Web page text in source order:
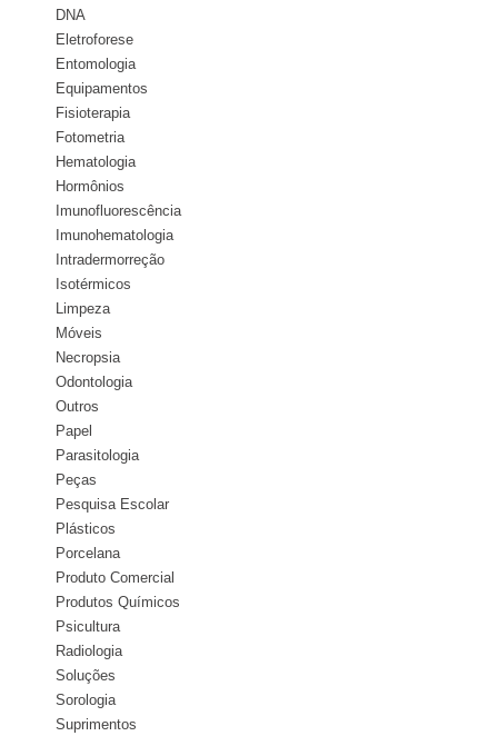
DNA
Eletroforese
Entomologia
Equipamentos
Fisioterapia
Fotometria
Hematologia
Hormônios
Imunofluorescência
Imunohematologia
Intradermorreção
Isotérmicos
Limpeza
Móveis
Necropsia
Odontologia
Outros
Papel
Parasitologia
Peças
Pesquisa Escolar
Plásticos
Porcelana
Produto Comercial
Produtos Químicos
Psicultura
Radiologia
Soluções
Sorologia
Suprimentos